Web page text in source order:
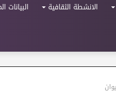
الانشطة الثقافية البيانات